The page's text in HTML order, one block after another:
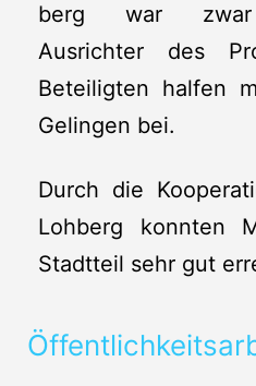
berg war zwar
Ausrichter des
Beteiligten halfen
Gelingen bei.
Durch die
Lohberg konnten
Stadtteil sehr gut